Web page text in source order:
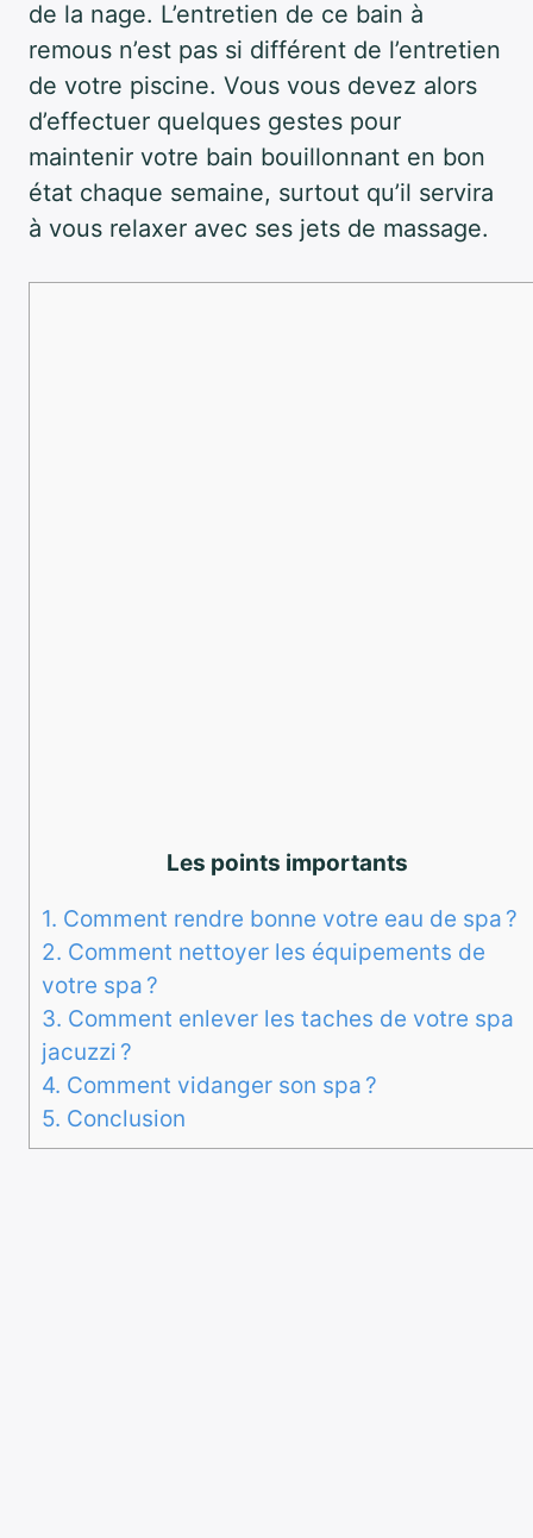
de la nage. L’entretien de ce bain à
remous n’est pas si différent de l’entretien
de votre piscine. Vous vous devez alors
d’effectuer quelques gestes pour
maintenir votre bain bouillonnant en bon
état chaque semaine, surtout qu’il servira
à vous relaxer avec ses jets de massage.
Les points importants
1. Comment rendre bonne votre eau de spa ?
2. Comment nettoyer les équipements de
votre spa ?
3. Comment enlever les taches de votre spa
jacuzzi ?
4. Comment vidanger son spa ?
5. Conclusion